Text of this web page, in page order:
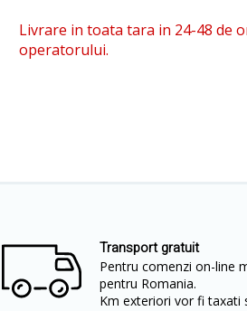
Livrare in toata tara in 24-48 de
operatorului.
Transport gratuit
Pentru comenzi on-line
pentru Romania.
Km exteriori vor fi taxati